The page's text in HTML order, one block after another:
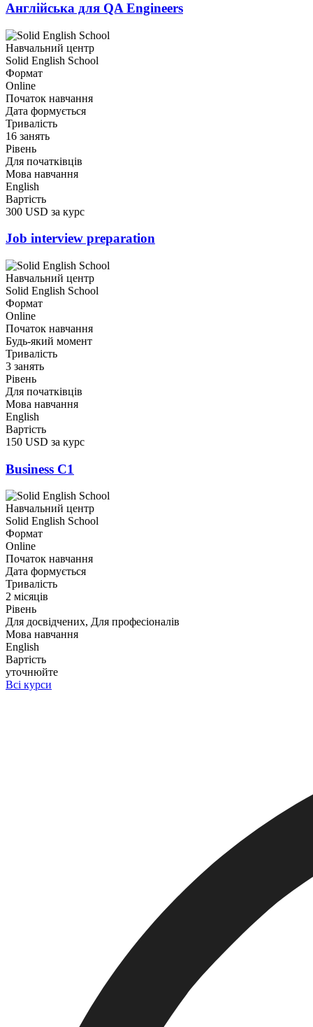
Англійська для QA Engineers
Навчальний центр
Solid English School
Формат
Online
Початок навчання
Дата формується
Тривалість
16 занять
Рівень
Для початківців
Мова навчання
English
Вартість
300 USD за курс
Job interview preparation
Навчальний центр
Solid English School
Формат
Online
Початок навчання
Будь-який момент
Тривалість
3 занять
Рівень
Для початківців
Мова навчання
English
Вартість
150 USD за курс
Business C1
Навчальний центр
Solid English School
Формат
Online
Початок навчання
Дата формується
Тривалість
2 місяців
Рівень
Для досвідчених, Для професіоналів
Мова навчання
English
Вартість
уточнюйте
Всі курси